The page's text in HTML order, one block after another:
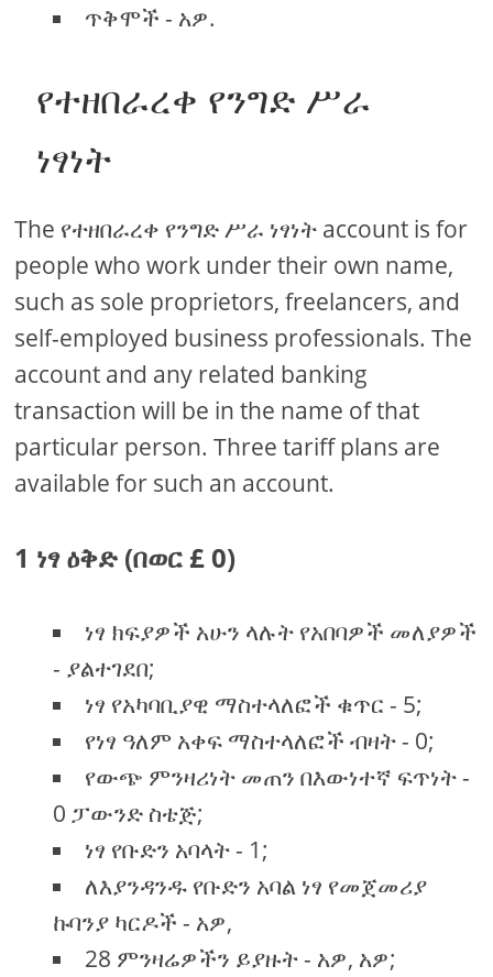
ጥቅሞች - አዎ.
የተዘበራረቀ የንግድ ሥራ
ነፃነት
The የተዘበራረቀ የንግድ ሥራ ነፃነት account is for
people who work under their own name,
such as sole proprietors, freelancers, and
self-employed business professionals. The
account and any related banking
transaction will be in the name of that
particular person. Three tariff plans are
available for such an account.
1 ነፃ ዕቅድ (በወር £ 0)
ነፃ ክፍያዎች አሁን ላሉት የአበባዎች መለያዎች
- ያልተገደበ;
ነፃ የአካባቢያዊ ማስተላለፎች ቁጥር - 5;
የነፃ ዓለም አቀፍ ማስተላለፎች ብዛት - 0;
የውጭ ምንዛሪነት መጠን በእውነተኛ ፍጥነት -
0 ፓውንድ ስቴጅ;
ነፃ የቡድን አባላት - 1;
ለእያንዳንዱ የቡድን አባል ነፃ የመጀመሪያ
ኩባንያ ካርዶች - አዎ,
28 ምንዛሬዎችን ይያዙት - አዎ, አዎ;